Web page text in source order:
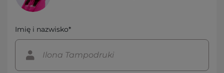
Imię i nazwisko*